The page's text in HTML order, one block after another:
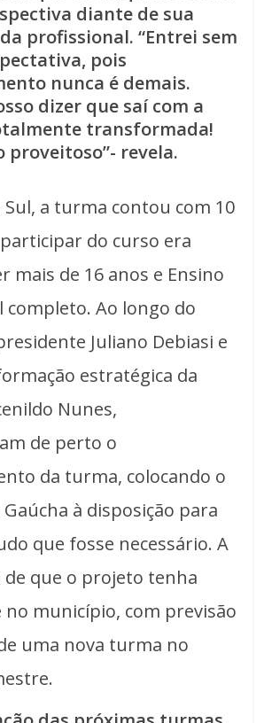
diante de sua
profissional. “Entrei sem
pois
nunca é demais.
dizer que saí com a
transformada!
proveitoso”- revela.
Sul, a turma contou com 10
do curso era
mais de 16 anos e Ensino
completo. Ao longo do
Juliano Debiasi e
estratégica da
Nunes,
de perto o
da turma, colocando o
Gaúcha à disposição para
que fosse necessário. A
de que o projeto tenha
município, com previsão
uma nova turma no